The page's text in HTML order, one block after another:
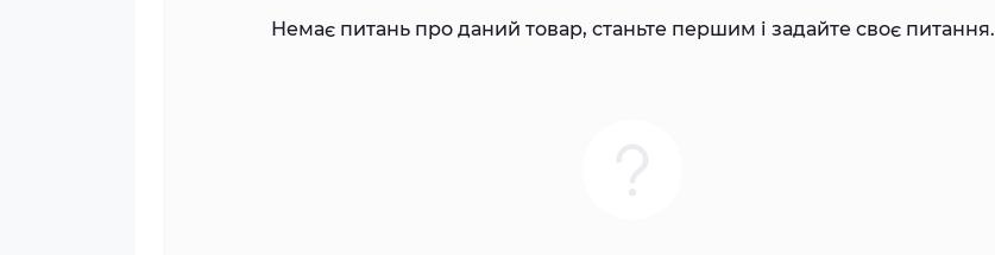
Немає питань про даний товар, станьте першим і задайте своє питання.